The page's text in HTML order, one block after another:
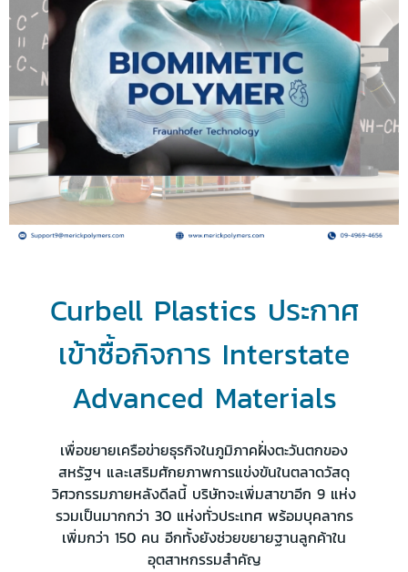
Curbell Plastics ประกาศ
เข้าซื้อกิจการ Interstate
Advanced Materials
เพื่อขยายเครือข่ายธุรกิจในภูมิภาคฝั่งตะวันตกของ
สหรัฐฯ และเสริมศักยภาพการแข่งขันในตลาดวัสดุ
วิศวกรรมภายหลังดีลนี้ บริษัทจะเพิ่มสาขาอีก 9 แห่ง
รวมเป็นมากกว่า 30 แห่งทั่วประเทศ พร้อมบุคลากร
เพิ่มกว่า 150 คน อีกทั้งยังช่วยขยายฐานลูกค้าใน
อุตสาหกรรมสำคัญ